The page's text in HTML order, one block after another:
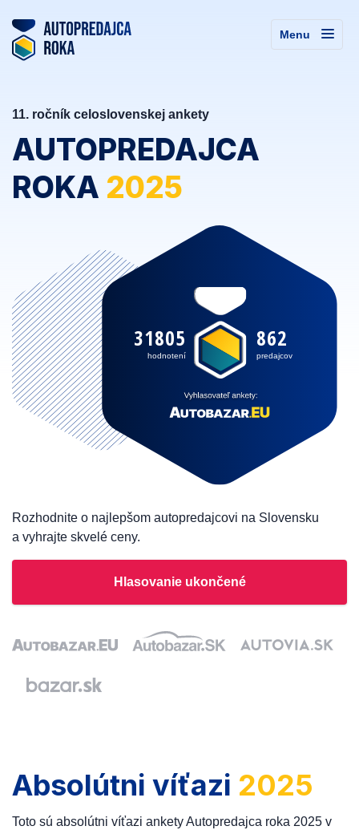
Menu
11. ročník celoslovenskej ankety
AUTOPREDAJCA
ROKA 2025
862
predajcov
31805
hodnotení
Rozhodnite o najlepšom autopredajcovi na Slovensku
a vyhrajte skvelé ceny.
Hlasovanie ukončené
Absolútni víťazi 2025
Toto sú absolútni víťazi ankety Autopredajca roka 2025 v